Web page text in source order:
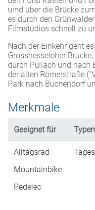
uind über die Brücke
es durch den
Filmstudios schnell zu
Nach der Einkehr geht
Grosshesseloher
durch Pullach und nach
der alten Römerstraße
Park nach Buchendorf
Merkmale
Geeignet für
Alltagsrad
Mountainbike
Pedelec